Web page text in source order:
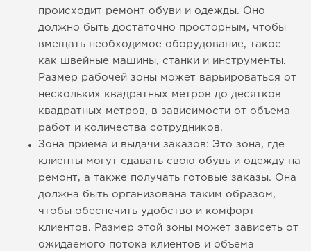
происходит ремонт обуви и одежды. Оно
должно быть достаточно просторным, чтобы
вмещать необходимое оборудование, такое
как швейные машины, станки и инструменты.
Размер рабочей зоны может варьироваться от
нескольких квадратных метров до десятков
квадратных метров, в зависимости от объема
работ и количества сотрудников.
Зона приема и выдачи заказов: Это зона, где
клиенты могут сдавать свою обувь и одежду на
ремонт, а также получать готовые заказы. Она
должна быть организована таким образом,
чтобы обеспечить удобство и комфорт
клиентов. Размер этой зоны может зависеть от
ожидаемого потока клиентов и объема